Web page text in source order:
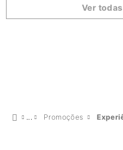
Ver
Promoções